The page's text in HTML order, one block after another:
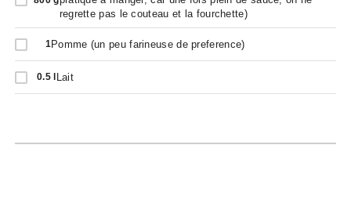
regrette pas le couteau et la fourchette)
1Pomme (un peu farineuse de preference)
0.5 Lait